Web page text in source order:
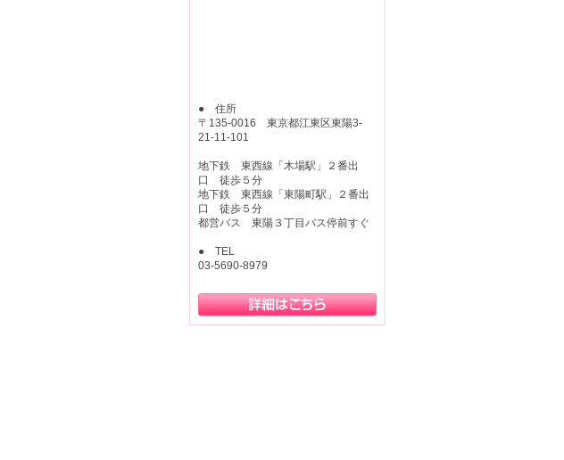
● 住所
〒135-0016 東京都江東区東陽3-
21-11-101
地下鉄 東西線「木場駅」２番出
口 徒歩５分
地下鉄 東西線「東陽町駅」２番出
口 徒歩５分
都営バス 東陽３丁目バス停前すぐ
● TEL
03-5690-8979